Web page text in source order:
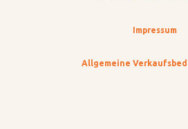
Impressum
Allgemeine